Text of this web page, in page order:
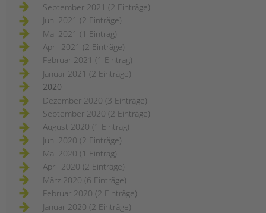
September 2021 (2 Einträge)
Juni 2021 (2 Einträge)
Mai 2021 (1 Eintrag)
April 2021 (2 Einträge)
Februar 2021 (1 Eintrag)
Januar 2021 (2 Einträge)
2020
Dezember 2020 (3 Einträge)
September 2020 (2 Einträge)
August 2020 (1 Eintrag)
Juni 2020 (2 Einträge)
Mai 2020 (1 Eintrag)
April 2020 (2 Einträge)
März 2020 (6 Einträge)
Februar 2020 (2 Einträge)
Januar 2020 (2 Einträge)